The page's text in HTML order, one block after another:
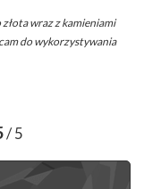
złota wraz z kamieniami
do wykorzystywania
/ 5